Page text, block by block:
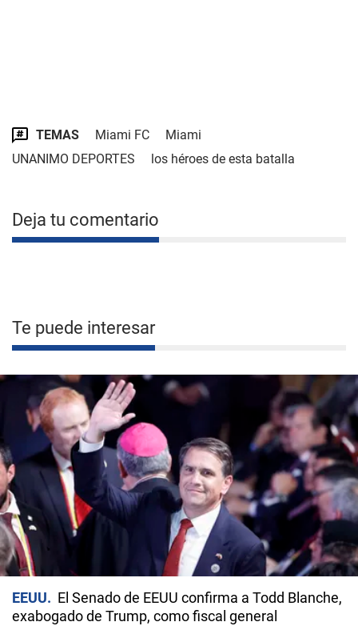
TEMAS Miami FC
Miami
UNANIMO DEPORTES
los héroes de esta batalla
Deja tu comentario
Te puede interesar
EEUU
El Senado de EEUU confirma a Todd Blanche,
exabogado de Trump, como fiscal general